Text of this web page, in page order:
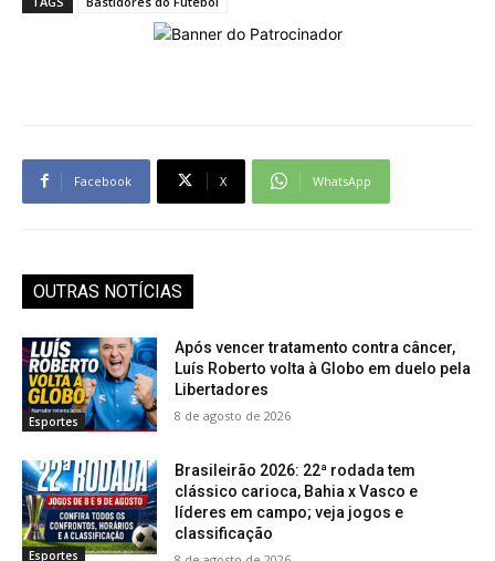
Facebook X WhatsApp
OUTRAS NOTÍCIAS
Esportes
Após vencer tratamento contra câncer,
Luís Roberto volta à Globo em duelo pela
Libertadores
8 de agosto de 2026
Esportes
Brasileirão 2026: 22ª rodada tem
clássico carioca, Bahia x Vasco e
líderes em campo; veja jogos e
classificação